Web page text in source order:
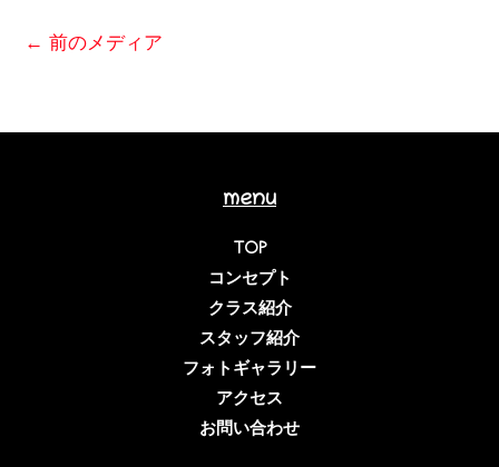
← 前のメディア
menu
TOP
コンセプト
クラス紹介
スタッフ紹介
フォトギャラリー
アクセス
お問い合わせ